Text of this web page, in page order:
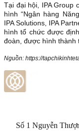
Tại đại hội, IPA Group
hình “Ngân hàng
IPA Solutions, IPA
hình tổ chức được
đoàn, được hình thành
Nguồn: https://
Số 1 Nguyễn